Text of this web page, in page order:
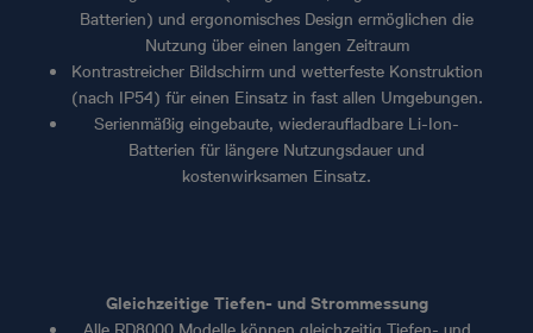
Batterien) und ergonomisches Design ermöglichen die
Nutzung über einen langen Zeitraum
Kontrastreicher Bildschirm und wetterfeste Konstruktion
(nach IP54) für einen Einsatz in fast allen Umgebungen.
Serienmäßig eingebaute, wiederaufladbare Li-Ion-
Batterien für längere Nutzungsdauer und
kostenwirksamen Einsatz.
Gleichzeitige Tiefen- und Strommessung